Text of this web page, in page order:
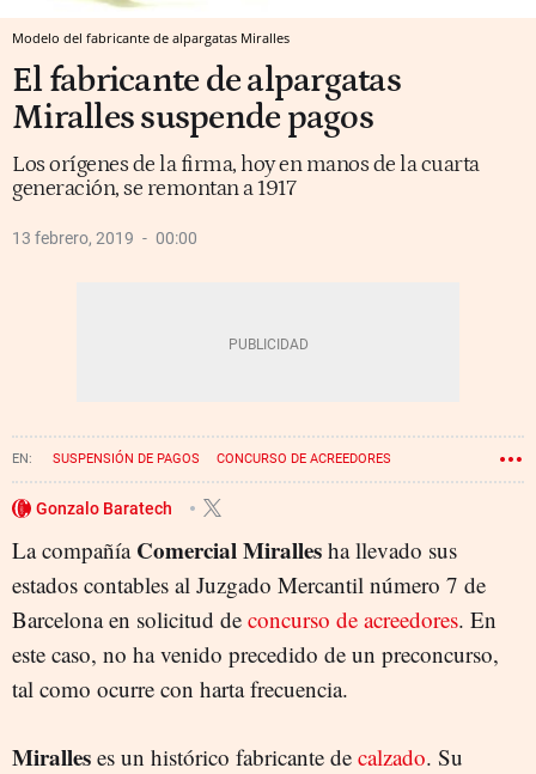
Modelo del fabricante de alpargatas Miralles
El fabricante de alpargatas
Miralles suspende pagos
Los orígenes de la firma, hoy en manos de la cuarta
generación, se remontan a 1917
13 febrero, 2019 00:00
SUSPENSIÓN DE PAGOS CONCURSO DE ACREEDORES
Gonzalo Baratech
La compañía Comercial Miralles ha llevado sus
estados contables al Juzgado Mercantil número 7 de
Barcelona en solicitud de concurso de acreedores. En
este caso, no ha venido precedido de un preconcurso,
tal como ocurre con harta frecuencia.
Miralles es un histórico fabricante de calzado. Su